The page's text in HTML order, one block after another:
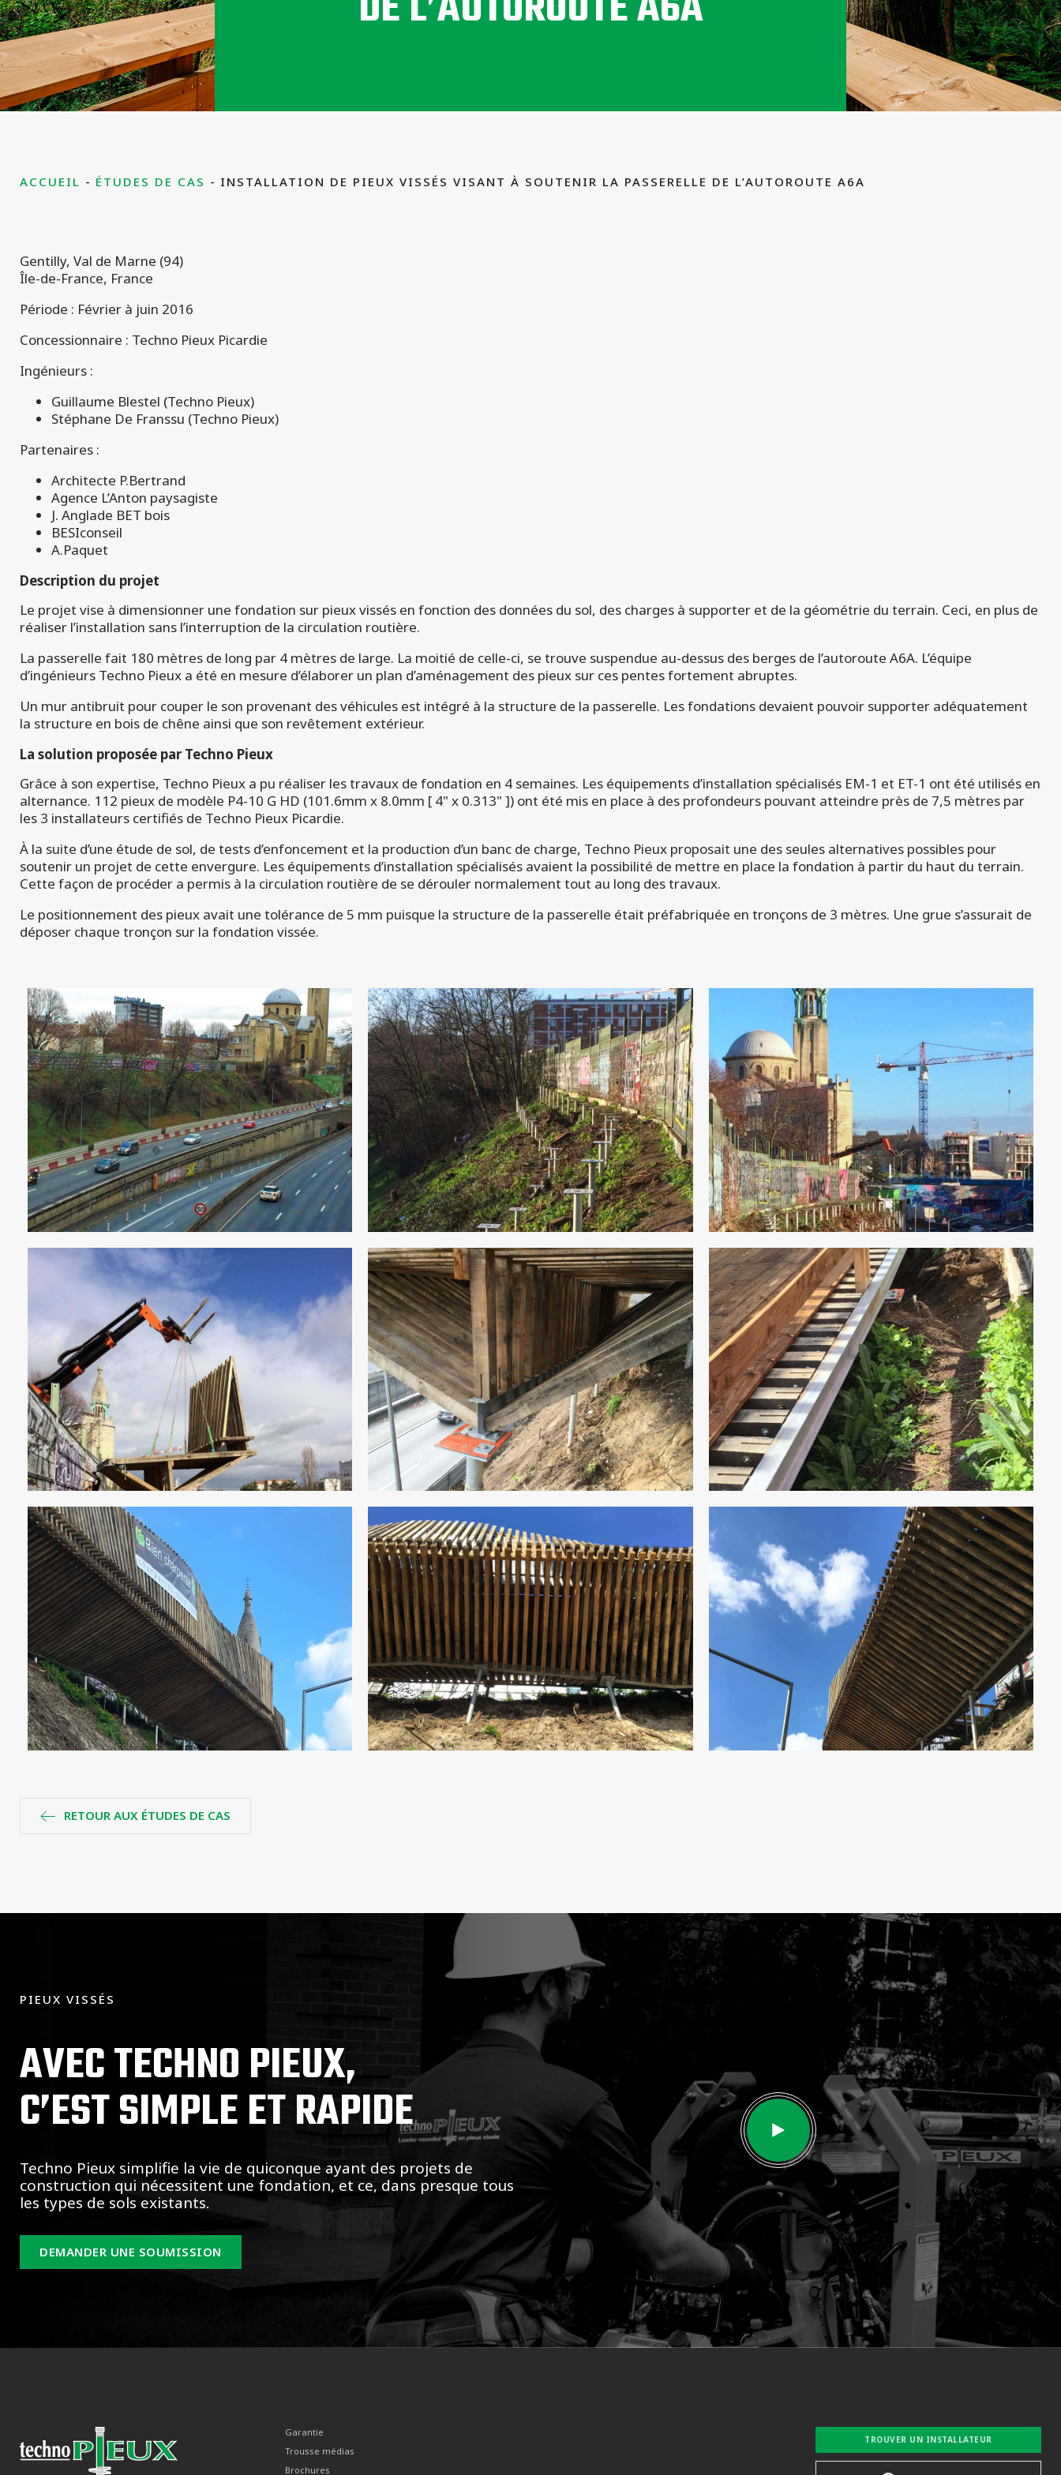
ACCUEIL ÉTUDES DE CAS INSTALLATION DE PIEUX VISSÉS VISANT À SOUTENIR LA PASSERELLE DE L’AUTOROUTE A6A
Gentilly, Val de Marne (94)
Île-de-France, France
Période : Février à juin 2016
Concessionnaire : Techno Pieux Picardie
Ingénieurs :
Guillaume Blestel (Techno Pieux)
Stéphane De Franssu (Techno Pieux)
Partenaires :
Architecte P.Bertrand
Agence L’Anton paysagiste
J. Anglade BET bois
BESIconseil
A.Paquet
Description du projet
Le projet vise à dimensionner une fondation sur pieux vissés en fonction des données du sol, des charges à supporter et de la géométrie du terrain. Ceci, en plus de
réaliser l’installation sans l’interruption de la circulation routière.
La passerelle fait 180 mètres de long par 4 mètres de large. La moitié de celle-ci, se trouve suspendue au-dessus des berges de l’autoroute A6A. L’équipe
d’ingénieurs Techno Pieux a été en mesure d’élaborer un plan d’aménagement des pieux sur ces pentes fortement abruptes.
Un mur antibruit pour couper le son provenant des véhicules est intégré à la structure de la passerelle. Les fondations devaient pouvoir supporter adéquatement
la structure en bois de chêne ainsi que son revêtement extérieur.
La solution proposée par Techno Pieux
Grâce à son expertise, Techno Pieux a pu réaliser les travaux de fondation en 4 semaines. Les équipements d’installation spécialisés EM-1 et ET-1 ont été utilisés en
alternance. 112 pieux de modèle P4-10 G HD (101.6mm x 8.0mm [ 4" x 0.313" ]) ont été mis en place à des profondeurs pouvant atteindre près de 7,5 mètres par
les 3 installateurs certifiés de Techno Pieux Picardie.
À la suite d’une étude de sol, de tests d’enfoncement et la production d’un banc de charge, Techno Pieux proposait une des seules alternatives possibles pour
soutenir un projet de cette envergure. Les équipements d’installation spécialisés avaient la possibilité de mettre en place la fondation à partir du haut du terrain.
Cette façon de procéder a permis à la circulation routière de se dérouler normalement tout au long des travaux.
Le positionnement des pieux avait une tolérance de 5 mm puisque la structure de la passerelle était préfabriquée en tronçons de 3 mètres. Une grue s’assurait de
déposer chaque tronçon sur la fondation vissée.
RETOUR AUX ÉTUDES DE CAS
PIEUX VISSÉS
AVEC TECHNO PIEUX,
C’EST SIMPLE ET RAPIDE
Techno Pieux simplifie la vie de quiconque ayant des projets de
construction qui nécessitent une fondation, et ce, dans presque tous
les types de sols existants.
DEMANDER UNE SOUMISSION
Garantie
Trousse médias
Brochures
TROUVER UN INSTALLATEUR